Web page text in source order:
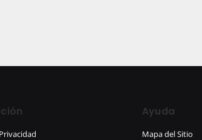
Ayuda
Mapa del Sitio